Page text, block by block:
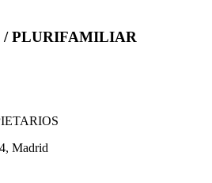
PLURIFAMILIAR
Madrid